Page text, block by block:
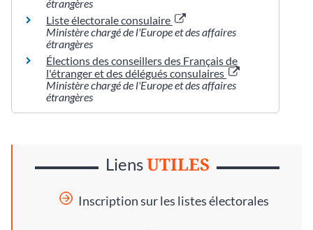
étrangères
Liste électorale consulaire
Ministère chargé de l'Europe et des affaires
étrangères
Élections des conseillers des Français de
l'étranger et des délégués consulaires
Ministère chargé de l'Europe et des affaires
étrangères
LiensUTILES
Inscription sur les listes électorales